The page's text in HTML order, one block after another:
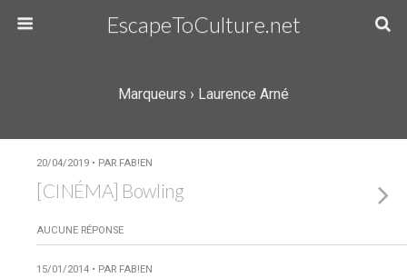
EscapeToCulture.net
Marqueurs › Laurence Arné
20/04/2019 • PAR FAB!EN
[CINÉMA] Bowling
AUCUNE RÉPONSE
15/01/2014 • PAR FAB!EN